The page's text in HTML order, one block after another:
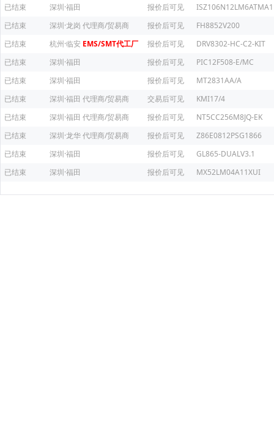
已结束
深圳·福田 报价后可见
ISZ106N12LM6ATMA1
已结束
深圳·龙岗 代理商/贸易商 报价后可见
FH8852V200
已结束
杭州·临安 EMS/SMT代工厂 报价后可见
DRV8302-HC-C2-KIT
已结束
深圳·福田 报价后可见
PIC12F508-E/MC
已结束
深圳·福田 报价后可见
MT2831AA/A
已结束
深圳·福田 代理商/贸易商 交易后可见
KMI17/4
已结束
深圳·福田 代理商/贸易商 报价后可见
NT5CC256M8JQ-EK
已结束
深圳·龙华代理商/贸易商 报价后可见
Z86E0812PSG1866
已结束
深圳·福田 报价后可见
GL865-DUALV3.1
已结束
深圳·福田 报价后可见 MX52LM04A11XUI